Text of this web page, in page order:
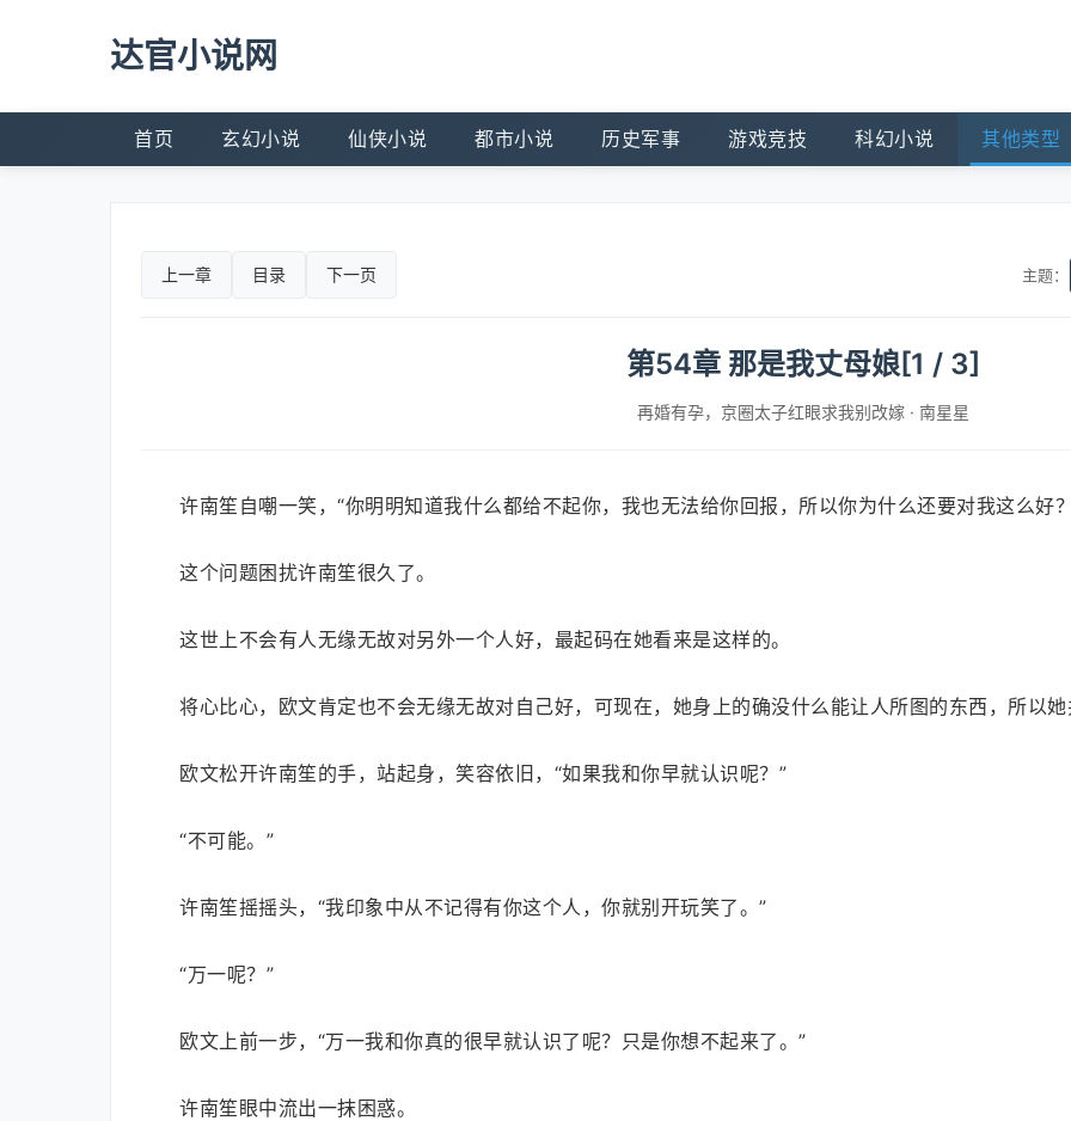
达官小说网
首页 玄幻小说 仙侠小说 都市小说 历史军事 游戏竞技 科幻小说 其他类型
上一章 目录 下一页 主题：
第54章 那是我丈母娘[1 / 3]
再婚有孕，京圈太子红眼求我别改嫁 · 南星星
许南笙自嘲一笑，“你明明知道我什么都给不起你，我也无法给你回报，所以你为什么还要对我这么好
这个问题困扰许南笙很久了。
这世上不会有人无缘无故对另外一个人好，最起码在她看来是这样的。
将心比心，欧文肯定也不会无缘无故对自己好，可现在，她身上的确没什么能让人所图的东西，所以
欧文松开许南笙的手，站起身，笑容依旧，“如果我和你早就认识呢？”
“不可能。”
许南笙摇摇头，“我印象中从不记得有你这个人，你就别开玩笑了。”
“万一呢？”
欧文上前一步，“万一我和你真的很早就认识了呢？只是你想不起来了。”
许南笙眼中流出一抹困惑。